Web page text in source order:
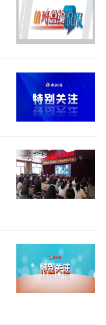
武邑县文明使
，一首首耳熟
老人们沉浸其
着节拍拍手附